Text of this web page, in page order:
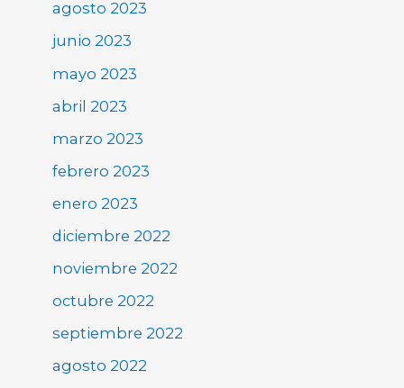
agosto 2023
junio 2023
mayo 2023
abril 2023
marzo 2023
febrero 2023
enero 2023
diciembre 2022
noviembre 2022
octubre 2022
septiembre 2022
agosto 2022